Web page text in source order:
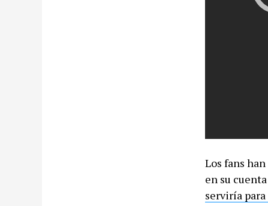
Los fans
en su
serviría